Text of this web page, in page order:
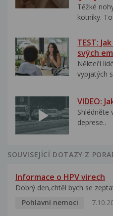
Těžké
kotníky.
TEST:
svých
Někteří
vypjatých
VIDEO:
Shlédněte
deprese..
SOUVISEJÍCÍ DOTAZY Z
Informace o HPV virech
Dobrý den,chtěl bych se
Pohlavní nemoci